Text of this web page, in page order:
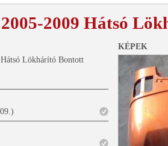
2009 Hátsó
KÉPEK
Lökhárító Bontott